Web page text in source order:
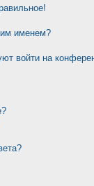
именем?
войти на